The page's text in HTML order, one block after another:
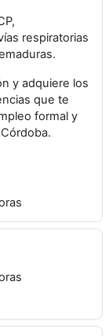
respiratorias
y adquiere los
que te
formal y